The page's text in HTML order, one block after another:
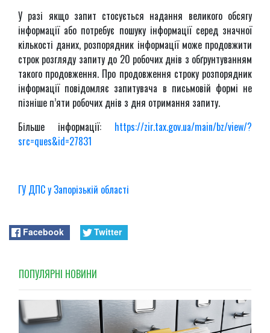
У разі якщо запит стосується надання великого обсягу
інформації або потребує пошуку інформації серед значної
кількості даних, розпорядник інформації може продовжити
строк розгляду запиту до 20 робочих днів з обґрунтуванням
такого продовження. Про продовження строку розпорядник
інформації повідомляє запитувача в письмовій формі не
пізніше п’яти робочих днів з дня отримання запиту.
Більше інформації: https://zir.tax.gov.ua/main/bz/view/?
src=ques&id=27831
ГУ ДПС у Запорізькій області
Facebook Twitter
ПОПУЛЯРНI НОВИНИ